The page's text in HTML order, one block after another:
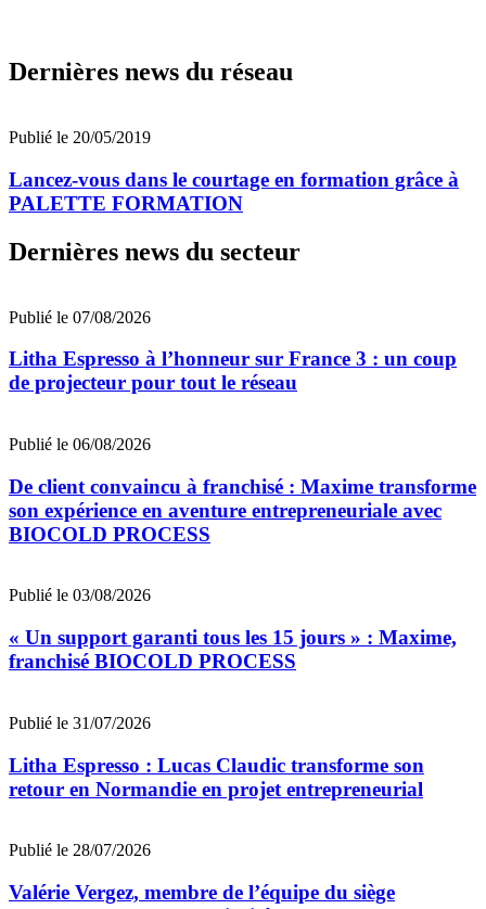
Dernières news du réseau
Publié le 20/05/2019
Lancez-vous dans le courtage en formation grâce à
PALETTE FORMATION
Dernières news du secteur
Publié le 07/08/2026
Litha Espresso à l’honneur sur France 3 : un coup
de projecteur pour tout le réseau
Publié le 06/08/2026
De client convaincu à franchisé : Maxime transforme
son expérience en aventure entrepreneuriale avec
BIOCOLD PROCESS
Publié le 03/08/2026
« Un support garanti tous les 15 jours » : Maxime,
franchisé BIOCOLD PROCESS
Publié le 31/07/2026
Litha Espresso : Lucas Claudic transforme son
retour en Normandie en projet entrepreneurial
Publié le 28/07/2026
Valérie Vergez, membre de l’équipe du siège